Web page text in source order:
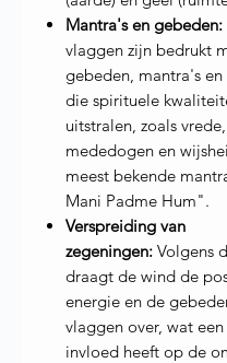
Mantra's en gebeden:
vlaggen zijn bedrukt
gebeden, mantra's
die spirituele
uitstralen, zoals vrede,
mededogen en
meest bekende
Mani Padme Hum".
Verspreiding van
zegeningen: Volgens
draagt de wind de
energie en de
vlaggen over, wat
invloed heeft op de